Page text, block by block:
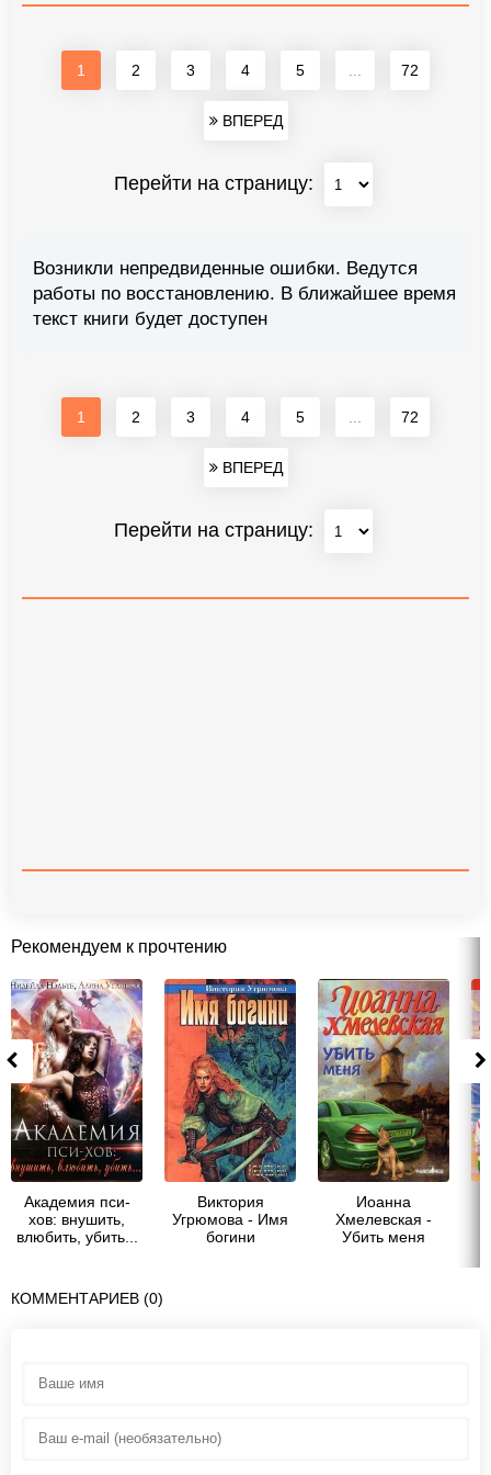
1 2 3 4 5 72
ВПЕРЕД
Перейти на страницу:
Возникли непредвиденные ошибки. Ведутся
работы по восстановлению. В ближайшее время
текст книги будет доступен
1 2 3 4 5 72
ВПЕРЕД
Перейти на страницу:
Рекомендуем к прочтению
Академия пси-
хов: внушить,
влюбить, убить...
Виктория
Угрюмова - Имя
богини
Иоанна
Хмелевская -
Убить меня
КОММЕНТАРИЕВ (0)